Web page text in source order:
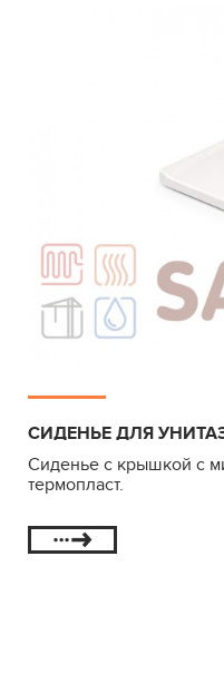
СИДЕНЬЕ ДЛЯ
Сиденье с крышкой с
термопласт.